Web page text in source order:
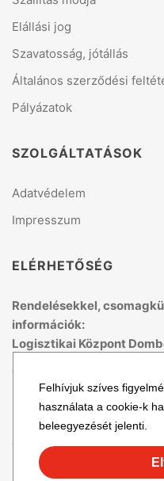
Felhívjuk szíves
használata a cookie-k
beleegyezését jelenti.
Elállási jog
Szavatosság, jótállás
Általános szerződési
Pályázatok
SZOLGÁLTATÁSOK
Adatvédelem
Impresszum
ELÉRHETŐSÉG
Rendelésekkel,
információk:
Logisztikai Központ
Telefon: +36 70 679 41 53
(H-P: 8:00 - 15:00)
Email: logisztika@topmix.hu
További cégadatok